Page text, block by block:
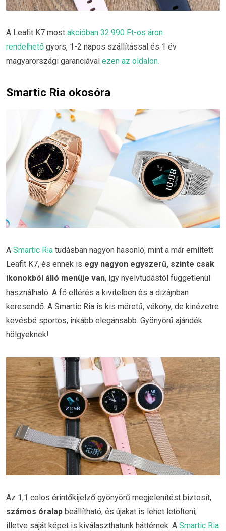
A Leafit K7 most akcióban 32.990 Ft-os áron
rendelhető gyors, 1-2 napos szállítással és 1 év
magyarországi garanciával ezen az oldalon.
Smartic Ria okosóra
A Smartic Ria tudásban nagyon hasonló, mint a már említett
Leafit K7, és ennek is egy nagyon egyszerű, szinte csak
ikonokból álló menüje van, így nyelvtudástól függetlenül
használható. A fő eltérés a kivitelben és a dizájnban
keresendő. A Smartic Ria is kis méretű, vékony, de kinézetre
kevésbé sportos, inkább elegánsabb. Gyönyörű ajándék
hölgyeknek!
Az 1,1 colos érintőkijelző gyönyörű megjelenítést biztosít,
számos óralap beállítható, és újakat is lehet letölteni,
illetve saját képet is kiválaszthatunk háttérnek. A Smartic Ria